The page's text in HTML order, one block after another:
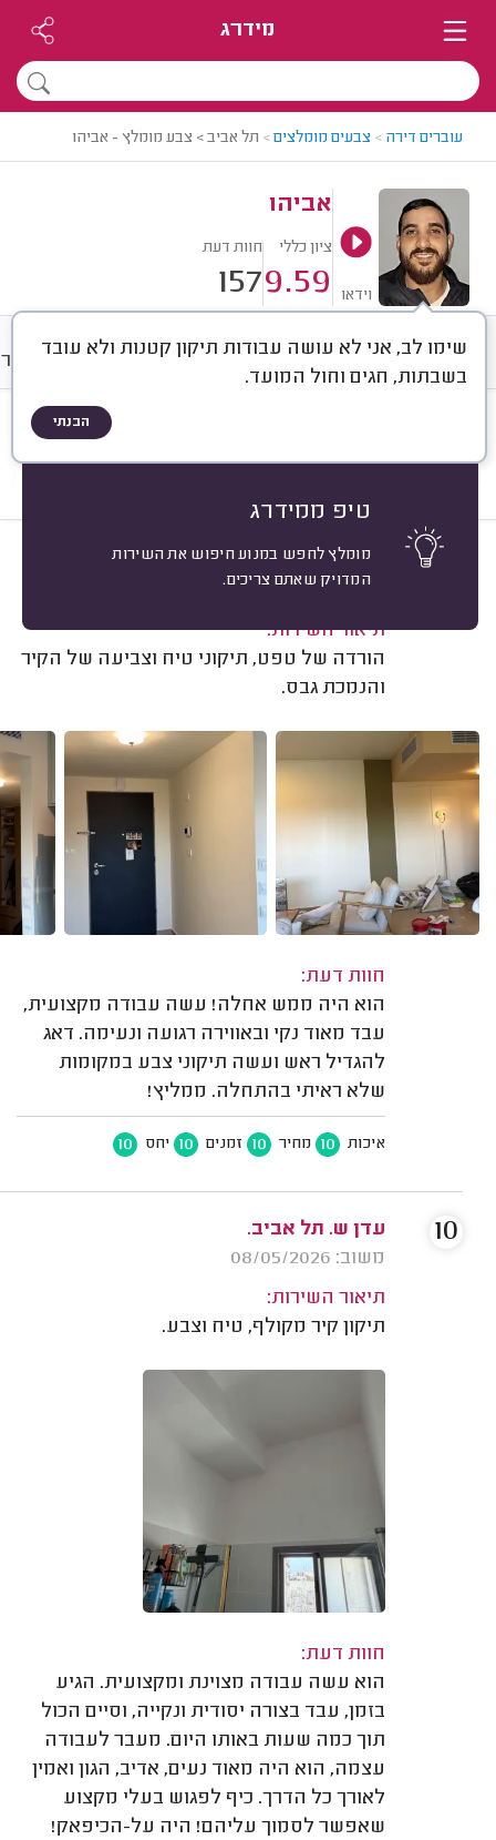
מידרג
עוברים דירה > צבעים מומלצים> תל אביב > צבע מומלץ - אביהו
וידאו
אביהו
ציון כללי
9.59
חוות דעת
157
שימו לב, אני לא עושה עבודות תיקון קטנות ולא עובד
בשבתות, חגים וחול המועד.
הבנתי
טיפ ממידרג
מומלץ לחפש במנוע חיפוש את השירות
המדויק שאתם צריכים.
חוות דעת מחירים ממוצע
איתי א. תל אביב.
משוב: 04/06/2026
תיאור השירות:
הורדה של טפט, תיקוני טיח וצביעה של הקיר
והנמכת גבס.
חוות דעת:
הוא היה ממש אחלה! עשה עבודה מקצועית,
עבד מאוד נקי ובאווירה רגועה ונעימה. דאג
להגדיל ראש ועשה תיקוני צבע במקומות
שלא ראיתי בהתחלה. ממליץ!
איכות 10 מחיר 10 זמנים 10 יחס 10
10
עדן ש. תל אביב.
משוב: 08/05/2026
תיאור השירות:
תיקון קיר מקולף, טיח וצבע.
חוות דעת:
הוא עשה עבודה מצוינת ומקצועית. הגיע
בזמן, עבד בצורה יסודית ונקייה, וסיים הכול
תוך כמה שעות באותו היום. מעבר לעבודה
עצמה, הוא היה מאוד נעים, אדיב, הגון ואמין
לאורך כל הדרך. כיף לפגוש בעלי מקצוע
שאפשר לסמוך עליהם! היה על-הכיפאק!
10